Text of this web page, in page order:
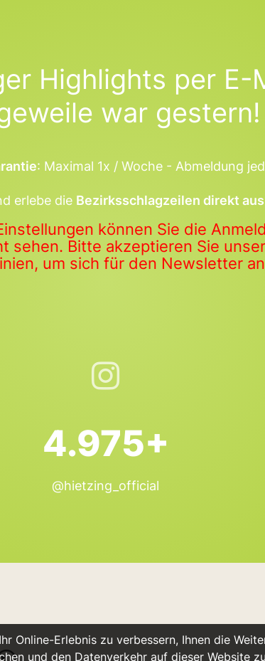
Online-Erlebnis zu verbessern, Ihnen die
und den Datenverkehr auf dieser Website
Highlights per E-
war gestern!
: Maximal 1x / Woche - Abmeldung
erlebe die Bezirksschlagzeilen direkt
können Sie die
sehen. Bitte akzeptieren Sie
um sich für den Newsletter
4.975+
@hietzing_official